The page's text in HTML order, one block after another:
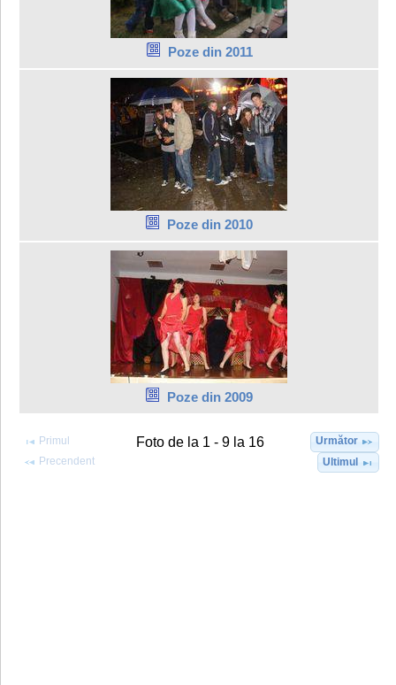
Poze din 2011
Poze din 2010
Poze din 2009
Primul
Precendent
Foto de la 1 - 9 la 16
Următor
Ultimul